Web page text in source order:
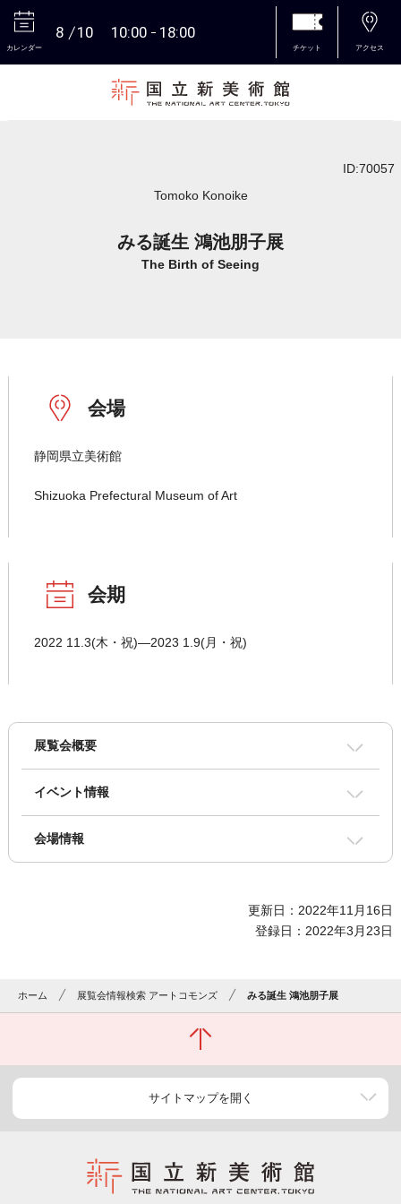
カレンダー
8 10 10:00 18:00
チケット アクセス
ID:70057
Tomoko Konoike
みる誕生 鴻池朋子展
The Birth of Seeing
会場
静岡県立美術館
Shizuoka Prefectural Museum of Art
会期
2022 11.3(木・祝)―2023 1.9(月・祝)
展覧会概要
イベント情報
会場情報
更新日：2022年11月16日
登録日：2022年3月23日
ホーム 展覧会情報検索 アートコモンズ みる誕生 鴻池朋子展
サイトマップを開く